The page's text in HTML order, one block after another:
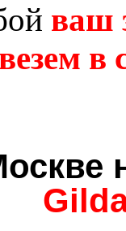
ваш
в